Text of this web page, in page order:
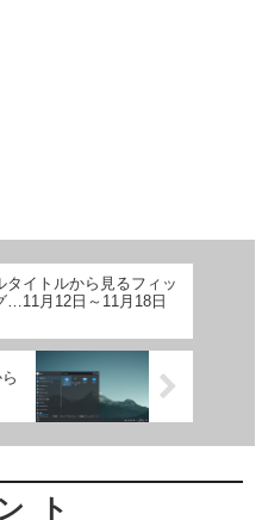
タイトルから見るフィッ
…11月12日～11月18日
ト